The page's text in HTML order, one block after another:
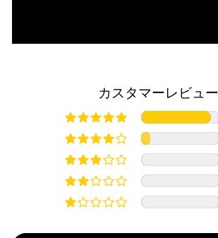
にて発送ください。
※着払いで発送された場合には受け取りを拒
iMotorcycle Japan
東京都文京区白山5-8-12 NFコーポ白山 102
※ American Expressでの分割払いのご
す。
※ Diners Clubは分割払い非対応のため
※ 手数料、利息はご利用のカード会社
ので、事前にご確認ください。
希望の場合は、ご対応いたしますのでご連絡
お取り寄せの場合
早まる場合もございます。
・運送状況や繁忙期の影響により遅れが生じ
配送送料について
カスタマーレビュー